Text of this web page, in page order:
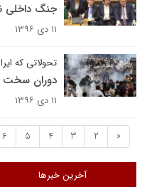
جنگ داخلی
۱۱ دی ۱۳۹۶
تحولاتی که
دوران
۱۱ دی ۱۳۹۶
«
2
3
4
5
6
آخرین خبرها